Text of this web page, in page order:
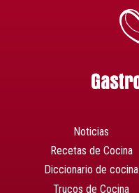
Noticias
Recetas de Cocina
Diccionario de cocina
Trucos de Cocina